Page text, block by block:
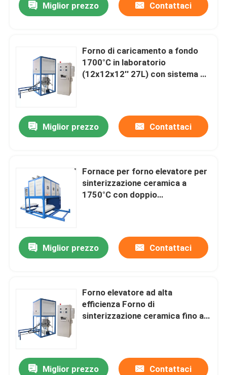
Miglior prezzo Contattaci
Forno di caricamento a fondo
1700°C in laboratorio
(12x12x12′′ 27L) con sistema di
Miglior prezzo Contattaci
Fornace per forno elevatore per
sinterizzazione ceramica a
1750°C con doppio
Miglior prezzo
Contattaci
Forno elevatore ad alta
efficienza Forno di
sinterizzazione ceramica fino a
Miglior prezzo Contattaci